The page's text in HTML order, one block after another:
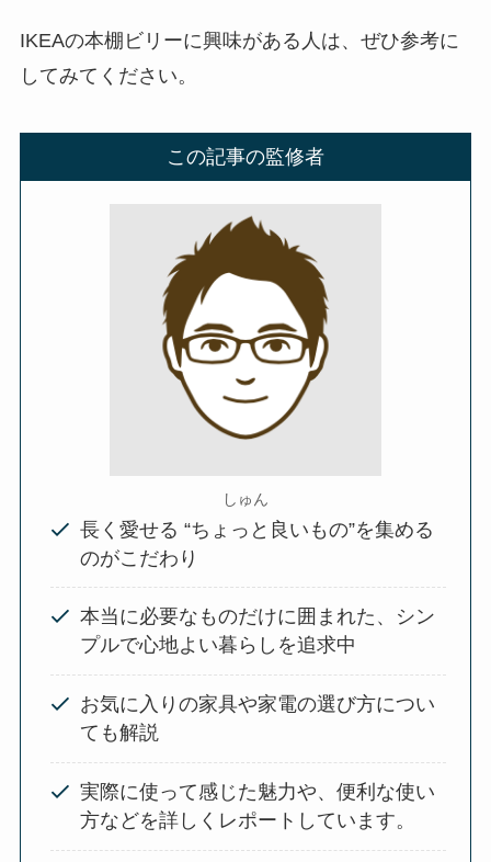
IKEAの本棚ビリーに興味がある人は、ぜひ参考に
してみてください。
この記事の監修者
しゅん
長く愛せる “ちょっと良いもの”を集める
のがこだわり
本当に必要なものだけに囲まれた、シン
プルで心地よい暮らしを追求中
お気に入りの家具や家電の選び方につい
ても解説
実際に使って感じた魅力や、便利な使い
方などを詳しくレポートしています。